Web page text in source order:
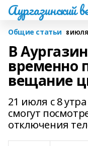
Аургазинский
Общие статьи 8 ИЮЛЯ
В
временно
вещание
21 июля с 8
смогут
отключения